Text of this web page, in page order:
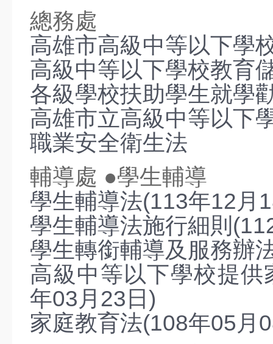
總務處
高雄市高級中等以下學
高級中等以下學校教育
各級學校扶助學生就學
高雄市立高級中等以下
職業安全衛生法
輔導處 ●學生輔導
學生輔導法(113年12月
學生輔導法施行細則
學生轉銜輔導及服務辦
高級中等以下學校提
年03月23日)
家庭教育法(108年05月